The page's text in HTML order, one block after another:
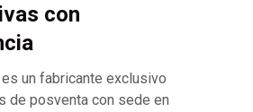
con
es un fabricante exclusivo
de posventa con sede en